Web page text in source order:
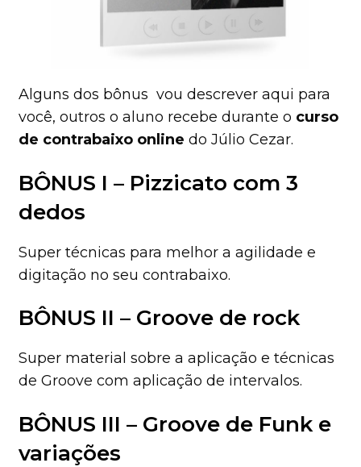
Alguns dos bônus vou descrever aqui para
você, outros o aluno recebe durante o curso
de contrabaixo online do Júlio Cezar.
BÔNUS I – Pizzicato com 3
dedos
Super técnicas para melhor a agilidade e
digitação no seu contrabaixo.
BÔNUS II – Groove de rock
Super material sobre a aplicação e técnicas
de Groove com aplicação de intervalos.
BÔNUS III – Groove de Funk e
variações